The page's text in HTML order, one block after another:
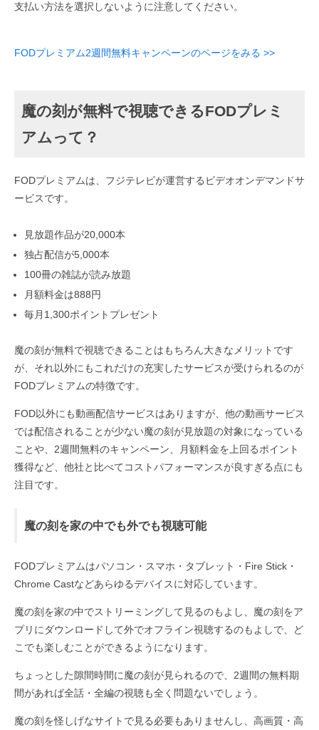
支払い方法を選択しないように注意してください。
FODプレミアム2週間無料キャンペーンのページをみる >>
魔の刻が無料で視聴できるFODプレミ
アムって？
FODプレミアムは、フジテレビが運営するビデオオンデマンドサ
ービスです。
見放題作品が20,000本
独占配信が5,000本
100冊の雑誌が読み放題
月額料金は888円
毎月1,300ポイントプレゼント
魔の刻が無料で視聴できることはもちろん大きなメリットです
が、それ以外にもこれだけの充実したサービスが受けられるのが
FODプレミアムの特徴です。
FOD以外にも動画配信サービスはありますが、他の動画サービス
では配信されることが少ない魔の刻が見放題の対象になっている
ことや、2週間無料のキャンペーン、月額料金を上回るポイント
獲得など、他社と比べてコストパフォーマンスが良すぎる点にも
注目です。
魔の刻を家の中でも外でも視聴可能
FODプレミアムはパソコン・スマホ・タブレット・Fire Stick・
Chrome Castなどあらゆるデバイスに対応しています。
魔の刻を家の中でストリーミングして見るのもよし、魔の刻をア
プリにダウンロードして外でオフライン視聴するのもよしで、ど
こでも楽しむことができるようになります。
ちょっとした隙間時間に魔の刻が見られるので、2週間の無料期
間があれば全話・全編の視聴も全く問題ないでしょう。
魔の刻を怪しげなサイトで見る必要もありませんし、高画質・高